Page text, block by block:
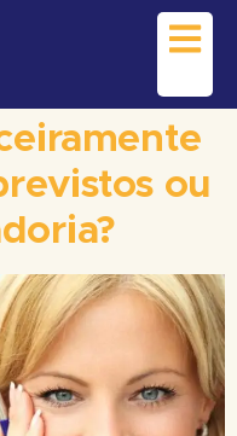
ou